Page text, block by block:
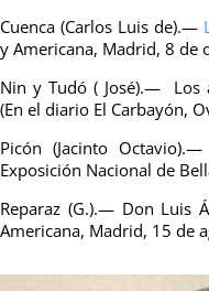
Cuenca (Carlos Luis de).—
y Americana, Madrid, 8 de
Nin y Tudó ( José).— Los
(En el diario El Carbayón,
Picón (Jacinto
Exposición Nacional de
Reparaz (G.).— Don Luis
Americana, Madrid, 15 de